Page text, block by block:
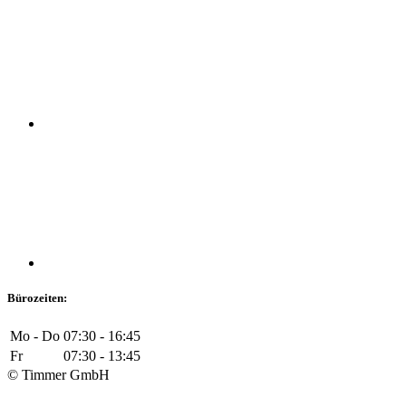
Bürozeiten:
Mo - Do 07:30 - 16:45
Fr
07:30 - 13:45
© Timmer GmbH